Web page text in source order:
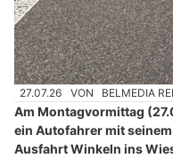
27.07.26 VON BELMEDIA
Am Montagvormittag
ein Autofahrer mit
Ausfahrt Winkeln ins